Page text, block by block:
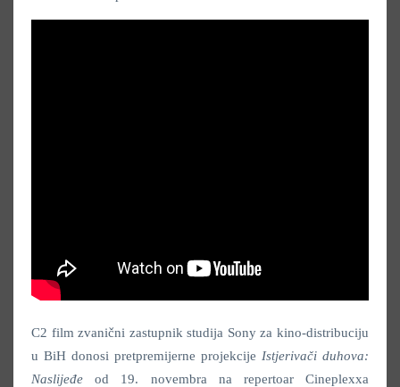
C2 film zvanični zastupnik studija Sony za kino-distribuciju
u BiH donosi pretpremijerne projekcije Istjerivači duhova:
Naslijeđe od 19. novembra na repertoar Cineplexxa